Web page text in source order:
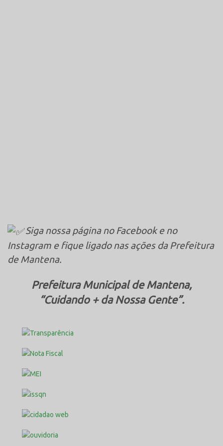
Siga nossa página no Facebook e no
Instagram e fique ligado nas ações da Prefeitura
de Mantena.
Prefeitura Municipal de Mantena,
“Cuidando + da Nossa Gente”.